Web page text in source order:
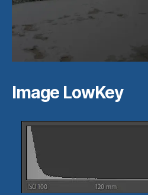
Image LowKey